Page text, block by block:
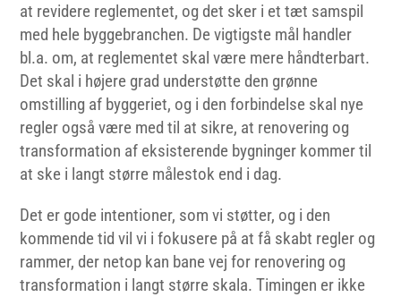
at revidere reglementet, og det sker i et tæt samspil
med hele byggebranchen. De vigtigste mål handler
bl.a. om, at reglementet skal være mere håndterbart.
Det skal i højere grad understøtte den grønne
omstilling af byggeriet, og i den forbindelse skal nye
regler også være med til at sikre, at renovering og
transformation af eksisterende bygninger kommer til
at ske i langt større målestok end i dag.
Det er gode intentioner, som vi støtter, og i den
kommende tid vil vi i fokusere på at få skabt regler og
rammer, der netop kan bane vej for renovering og
transformation i langt større skala. Timingen er ikke